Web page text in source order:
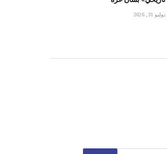
يوليو 31, 2026